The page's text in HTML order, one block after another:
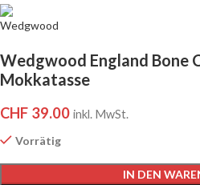
Wedgwood England Bone
Mokkatasse
CHF 39.00 inkl. MwSt.
Vorrätig
IN DEN